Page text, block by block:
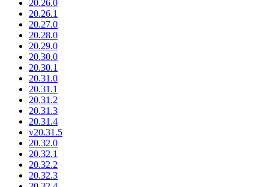
20.26.0
20.26.1
20.27.0
20.28.0
20.29.0
20.30.0
20.30.1
20.31.0
20.31.1
20.31.2
20.31.3
20.31.4
v20.31.5
20.32.0
20.32.1
20.32.2
20.32.3